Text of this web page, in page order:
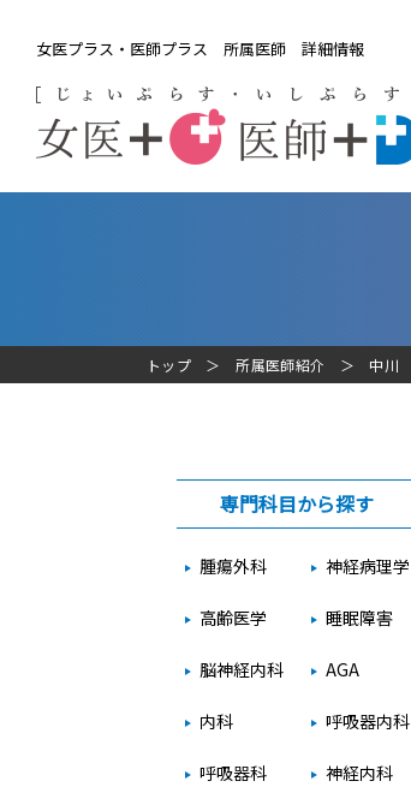
女医プラス・医師プラス 所属医師 詳細情報
トップ 所属医師紹介 中川
専門科目から探す
腫瘍外科 神経病理学
高齢医学 睡眠障害
脳神経内科 AGA
内科 呼吸器内科
呼吸器科 神経内科